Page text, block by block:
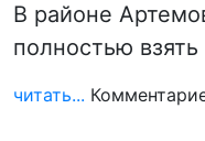
В районе
полностью
читать...